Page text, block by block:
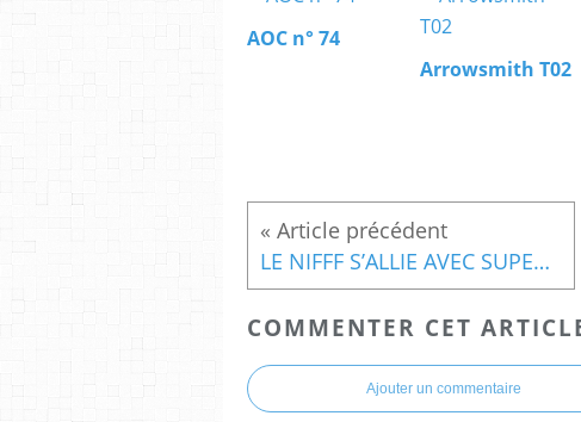
AOC n° 74
Arrowsmith T02
LE NIFFF S’ALLIE AVEC SUPERMAFIA
COMMENTER CET
Ajouter un commentaire